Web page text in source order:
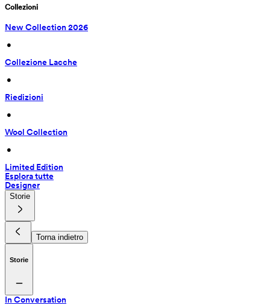
Collezioni
New Collection 2026
•
Collezione Lacche
•
Riedizioni
•
Wool Collection
•
Limited Edition
Esplora tutte
Designer
Storie
Torna indietro
Storie
In Conversation